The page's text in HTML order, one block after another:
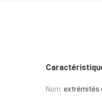
Nom: extrémités